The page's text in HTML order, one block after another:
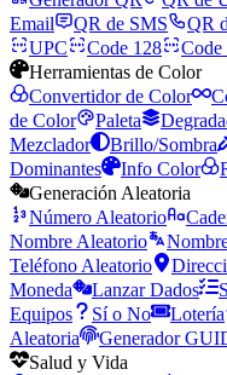
Email
QR de SMS QR
UPC
Code 128 Code
Herramientas de Color
Convertidor de Color
de Color
Paleta
Mezclador
Brillo/Sombra
Dominantes
Info Color
Generación Aleatoria
Número Aleatorio
Nombre Aleatorio
Teléfono Aleatorio
Moneda
Lanzar Dados
Equipos
Sí o No Lotería
Aleatoria
Generador
Salud y Vida